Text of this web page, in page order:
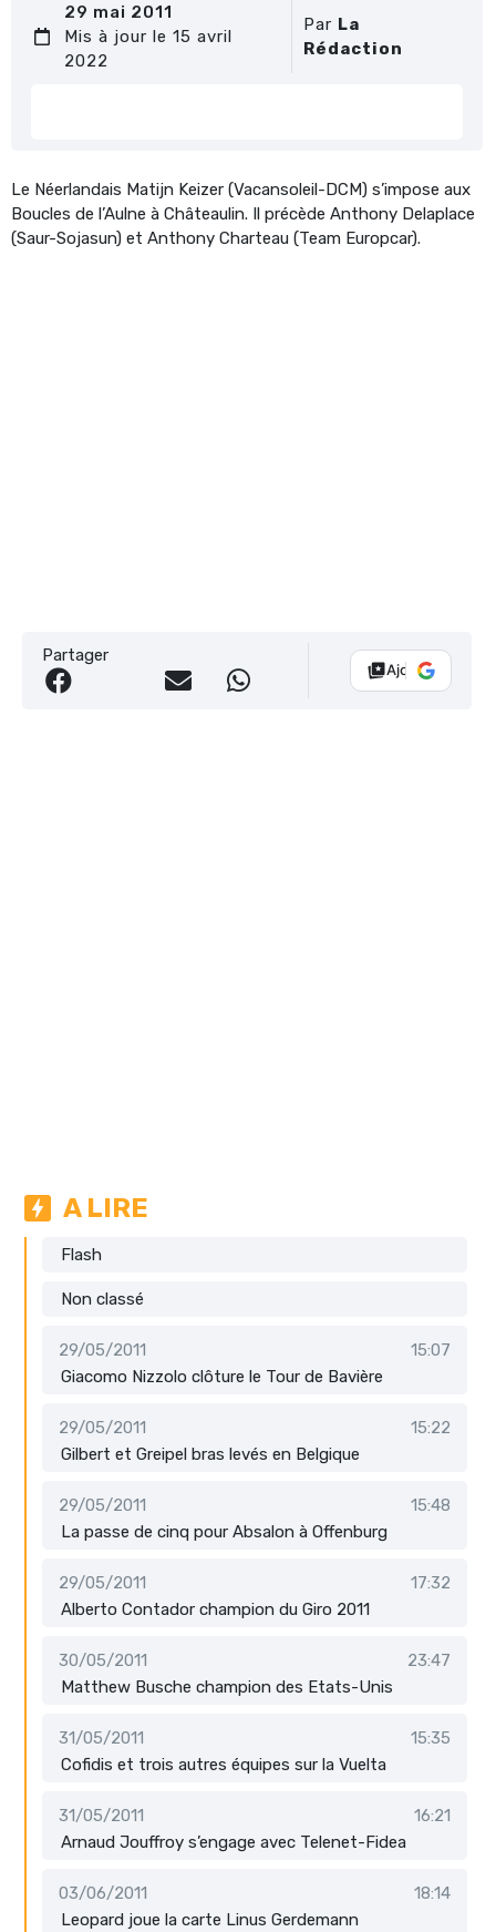
29 mai 2011
Mis à jour le 15 avril
2022
Par La
Rédaction
Le Néerlandais Matijn Keizer (Vacansoleil-DCM) s’impose aux
Boucles de l’Aulne à Châteaulin. Il précède Anthony Delaplace
(Saur-Sojasun) et Anthony Charteau (Team Europcar).
Partager
Ajouter Vélo
A LIRE
Flash
Non classé
29/05/2011
15:07
Giacomo Nizzolo clôture le Tour de Bavière
29/05/2011
15:22
Gilbert et Greipel bras levés en Belgique
29/05/2011
15:48
La passe de cinq pour Absalon à Offenburg
29/05/2011
17:32
Alberto Contador champion du Giro 2011
30/05/2011
23:47
Matthew Busche champion des Etats-Unis
31/05/2011
15:35
Cofidis et trois autres équipes sur la Vuelta
31/05/2011
16:21
Arnaud Jouffroy s’engage avec Telenet-Fidea
03/06/2011
18:14
Leopard joue la carte Linus Gerdemann